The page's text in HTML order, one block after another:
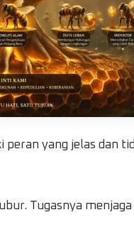
peran yang jelas dan
Tugasnya